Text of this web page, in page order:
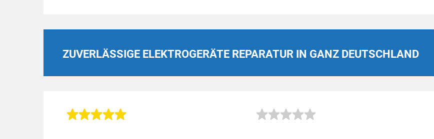
ZUVERLÄSSIGE ELEKTROGERÄTE REPARATUR IN GANZ DEUTSCHLAND